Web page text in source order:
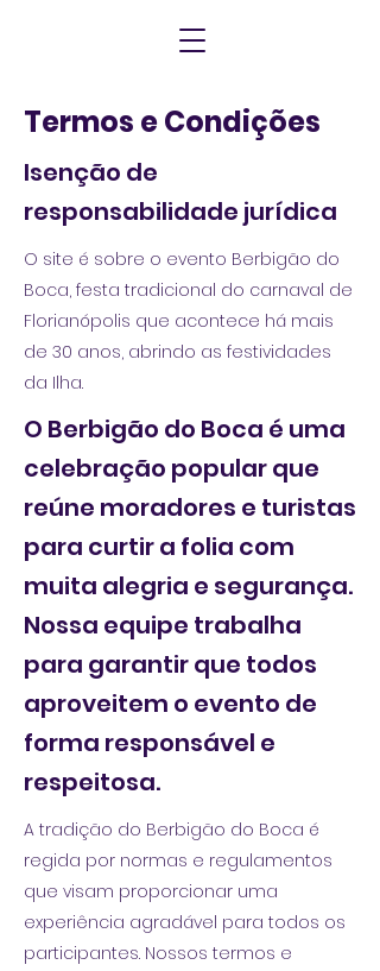
Termos e Condições
Isenção de
responsabilidade jurídica
O site é sobre o evento Berbigão do
Boca, festa tradicional do carnaval de
Florianópolis que acontece há mais
de 30 anos, abrindo as festividades
da Ilha.
O Berbigão do Boca é uma
celebração popular que
reúne moradores e turistas
para curtir a folia com
muita alegria e segurança.
Nossa equipe trabalha
para garantir que todos
aproveitem o evento de
forma responsável e
respeitosa.
A tradição do Berbigão do Boca é
regida por normas e regulamentos
que visam proporcionar uma
experiência agradável para todos os
participantes. Nossos termos e